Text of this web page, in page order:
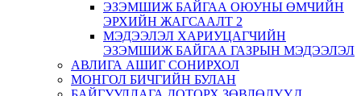
ЭЗЭМШИЖ БАЙГАА ОЮУНЫ ӨМЧИЙН
ЭРХИЙН ЖАГСААЛТ 2
МЭДЭЭЛЭЛ ХАРИУЦАГЧИЙН
ЭЗЭМШИЖ БАЙГАА ГАЗРЫН МЭДЭЭЛЭЛ
АВЛИГА АШИГ СОНИРХОЛ
МОНГОЛ БИЧГИЙН БУЛАН